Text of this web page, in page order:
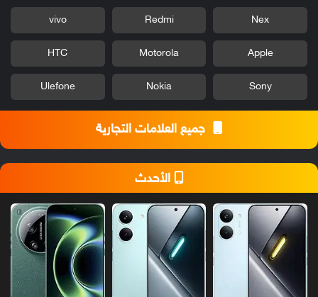
Nex
Redmi
vivo
Apple
Motorola
HTC
Sony
Nokia
Ulefone
جميع العلامات التجارية
الأحدث